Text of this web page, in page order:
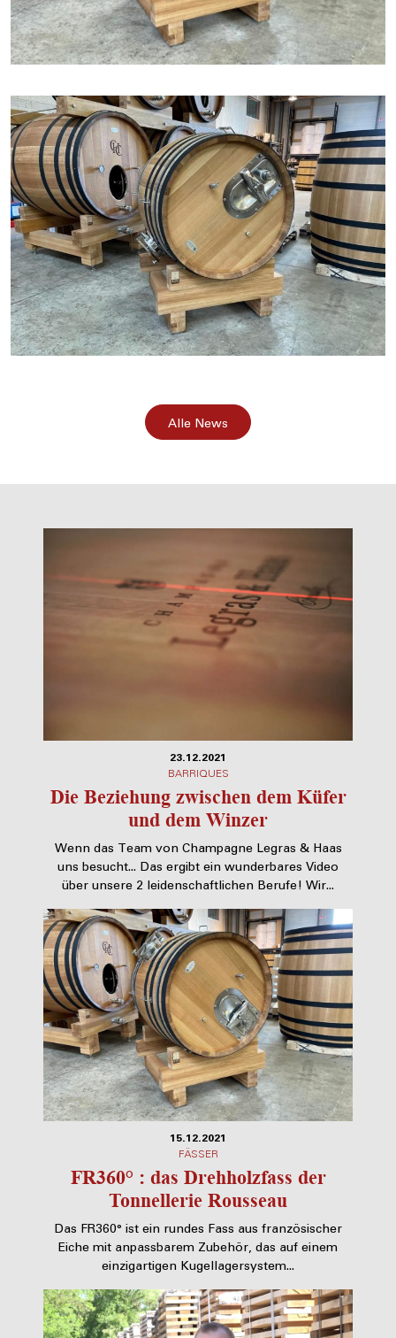
Alle News
23.12.2021
BARRIQUES
Die Beziehung zwischen dem Küfer
und dem Winzer
Wenn das Team von Champagne Legras & Haas
uns besucht... Das ergibt ein wunderbares Video
über unsere 2 leidenschaftlichen Berufe! Wir...
15.12.2021
FÄSSER
FR360° : das Drehholzfass der
Tonnellerie Rousseau
Das FR360° ist ein rundes Fass aus französischer
Eiche mit anpassbarem Zubehör, das auf einem
einzigartigen Kugellagersystem...